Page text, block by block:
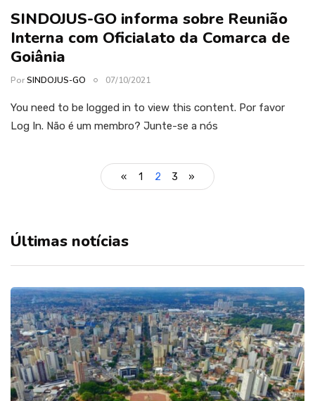
SINDOJUS-GO informa sobre Reunião
Interna com Oficialato da Comarca de
Goiânia
PorSINDOJUS-GO 07/10/2021
You need to be logged in to view this content. Por favor
Log In. Não é um membro? Junte-se a nós
« 1 2 3 »
Últimas notícias